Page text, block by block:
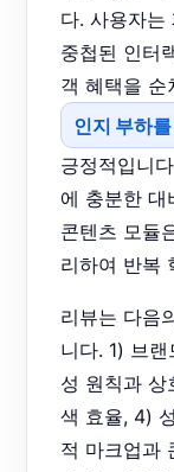
다. 사용자는
중첩된 인터
객 혜택을 순
인지 부하
긍정적입니
에 충분한 대
콘텐츠 모듈
리하여 반복
리뷰는 다음
니다. 1) 브
성 원칙과
색 효율, 4)
적 마크업과